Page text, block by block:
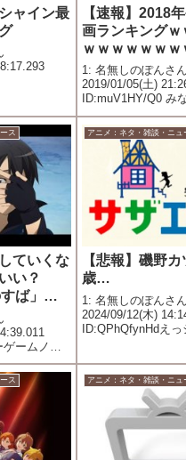
ャイン最
【速報】2018
画ランキングｗ
ｗｗｗｗｗｗｗ
ｗｗｗｗｗｗｗ
1: 名無しのぽんさん
2019/01/05(土)
ID:muV1HY/Q0 み
な映画はありまし
ベンジャーズIW 2
3位 グレイテスト
位 カメラを止める
ス
ていくな
い？
ば」
ゲームノ
フォ」
ームノー
う
アニメ：ネタ・雑談・ニュ
【悲報】磯野
歳…
1: 名無しのぽんさん
2024/09/12(木)
ID:QPhQfynHdえっ
ス アニメ：ネタ・雑談・ニュ